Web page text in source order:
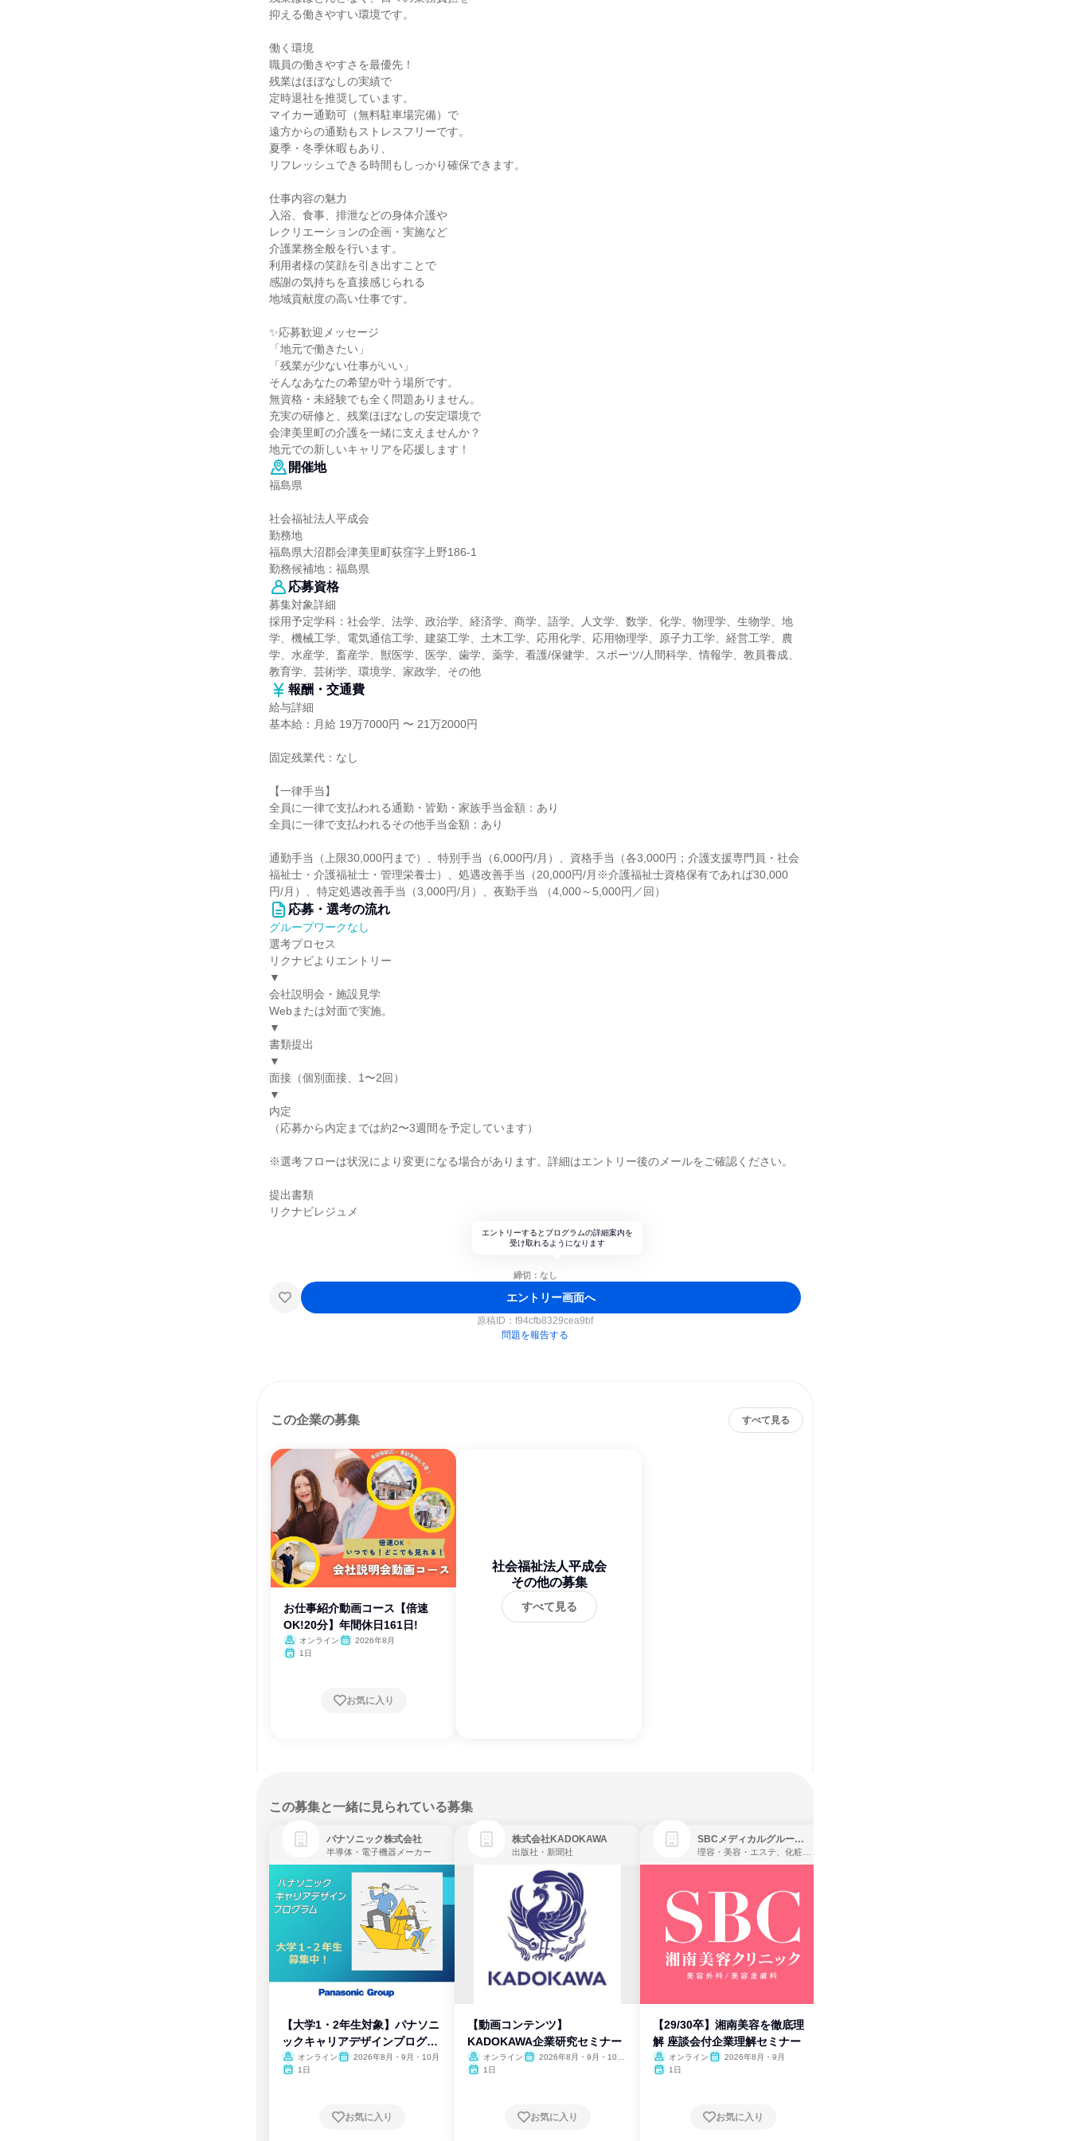
抑える働きやすい環境です。
働く環境
職員の働きやすさを最優先！
残業はほぼなしの実績で
定時退社を推奨しています。
マイカー通勤可（無料駐車場完備）で
遠方からの通勤もストレスフリーです。
夏季・冬季休暇もあり、
リフレッシュできる時間もしっかり確保できます。
仕事内容の魅力
入浴、食事、排泄などの身体介護や
レクリエーションの企画・実施など
介護業務全般を行います。
利用者様の笑顔を引き出すことで
感謝の気持ちを直接感じられる
地域貢献度の高い仕事です。
✨応募歓迎メッセージ
「地元で働きたい」
「残業が少ない仕事がいい」
そんなあなたの希望が叶う場所です。
無資格・未経験でも全く問題ありません。
充実の研修と、残業ほぼなしの安定環境で
会津美里町の介護を一緒に支えませんか？
地元での新しいキャリアを応援します！
開催地
福島県
社会福祉法人平成会
勤務地
福島県大沼郡会津美里町荻窪字上野186-1
勤務候補地：福島県
応募資格
募集対象詳細
採用予定学科：社会学、法学、政治学、経済学、商学、語学、人文学、数学、化学、物理学、生物学、地
学、機械工学、電気通信工学、建築工学、土木工学、応用化学、応用物理学、原子力工学、経営工学、農
学、水産学、畜産学、獣医学、医学、歯学、薬学、看護/保健学、スポーツ/人間科学、情報学、教員養成、
教育学、芸術学、環境学、家政学、その他
報酬・交通費
給与詳細
基本給：月給 19万7000円 〜 21万2000円
固定残業代：なし
【一律手当】
全員に一律で支払われる通勤・皆勤・家族手当金額：あり
全員に一律で支払われるその他手当金額：あり
通勤手当（上限30,000円まで）、特別手当（6,000円/月）、資格手当（各3,000円；介護支援専門員・社会
福祉士・介護福祉士・管理栄養士）、処遇改善手当（20,000円/月※介護福祉士資格保有であれば30,000
円/月）、特定処遇改善手当（3,000円/月）、夜勤手当 （4,000～5,000円／回）
応募・選考の流れ
グループワークなし
選考プロセス
リクナビよりエントリー
▼
会社説明会・施設見学
Webまたは対面で実施。
▼
書類提出
▼
面接（個別面接、1〜2回）
▼
内定
（応募から内定までは約2〜3週間を予定しています）
※選考フローは状況により変更になる場合があります。詳細はエントリー後のメールをご確認ください。
提出書類
リクナビレジュメ
エントリーするとプログラムの詳細案内を
受け取れるようになります
締切：なし
エントリー画面へ
原稿ID： f94cfb8329cea9bf
問題を報告する
この企業の募集 すべて見る
お仕事紹介動画コース【倍速
OK!20分】年間休日161日!
オンライン
2026年8月
1日
お気に入り
社会福祉法人平成会
その他の募集
すべて見る
この募集と一緒に見られている募集
パナソニック株式会社
半導体・電子機器メーカー
【大学1・2年生対象】パナソニ
ックキャリアデザインプログラ
ム
オンライン
2026年8月・9月・10月
1日
お気に入り
株式会社KADOKAWA
出版社・新聞社
【動画コンテンツ】
KADOKAWA企業研究セミナー
オンライン
2026年8月・9月・10
1日
お気に入り
SBCメディカルグループ株式会社
理容・美容・エステ、化粧品・理美容用品小売、医療・病院
【29/30卒】湘南美容を徹底理
解 座談会付企業理解セミナー
オンライン
2026年8月・9月
1日
お気に入り